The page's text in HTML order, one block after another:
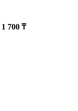
1 700 ₸